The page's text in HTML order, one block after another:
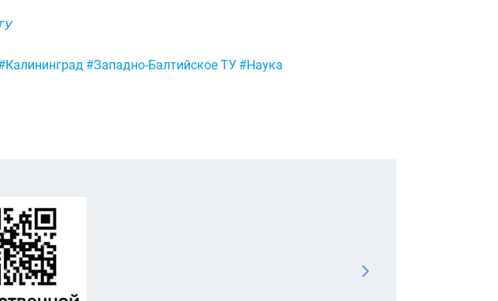
#Западно-Балтийское ТУ #Наука